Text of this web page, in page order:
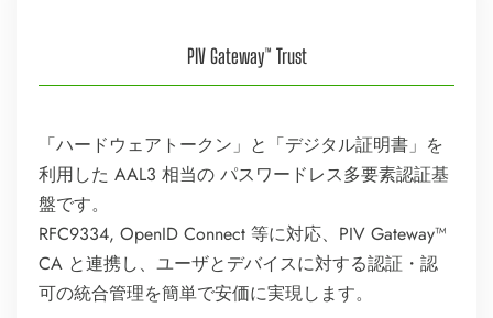
PIV Gateway™ Trust
「ハードウェアトークン」と「デジタル証明書」を
利用した AAL3 相当の パスワードレス多要素認証基
盤です。
RFC9334, OpenID Connect 等に対応、PIV Gateway™
CA と連携し、ユーザとデバイスに対する認証・認
可の統合管理を簡単で安価に実現します。